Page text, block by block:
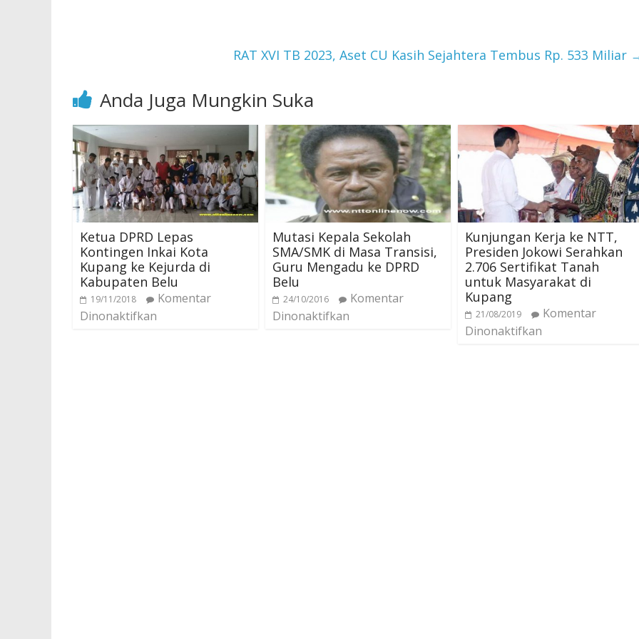
RAT XVI TB 2023, Aset CU Kasih Sejahtera Tembus Rp. 533 Miliar
Anda Juga Mungkin Suka
Ketua DPRD Lepas
Kontingen Inkai Kota
Kupang ke Kejurda di
Kabupaten Belu
19/11/2018
Komentar
Dinonaktifkan
Mutasi Kepala Sekolah
SMA/SMK di Masa Transisi,
Guru Mengadu ke DPRD
Belu
24/10/2016
Komentar
Dinonaktifkan
Kunjungan Kerja ke NTT,
Presiden Jokowi Serahkan
2.706 Sertifikat Tanah
untuk Masyarakat di
Kupang
21/08/2019
Komentar
Dinonaktifkan